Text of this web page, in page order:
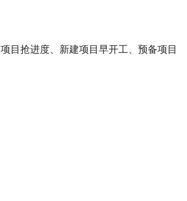
目抢进度、新建项目早开工、预备项目